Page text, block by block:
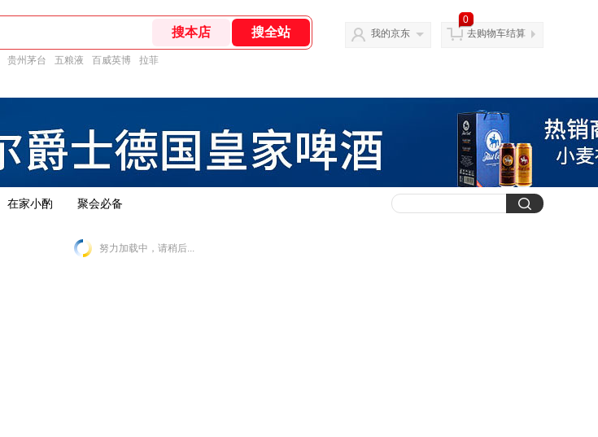
贵州茅台 五粮液 百威英博 拉菲
我的京东
0
去购物车结算
在家小酌 聚会必备
努力加载中，请稍后...